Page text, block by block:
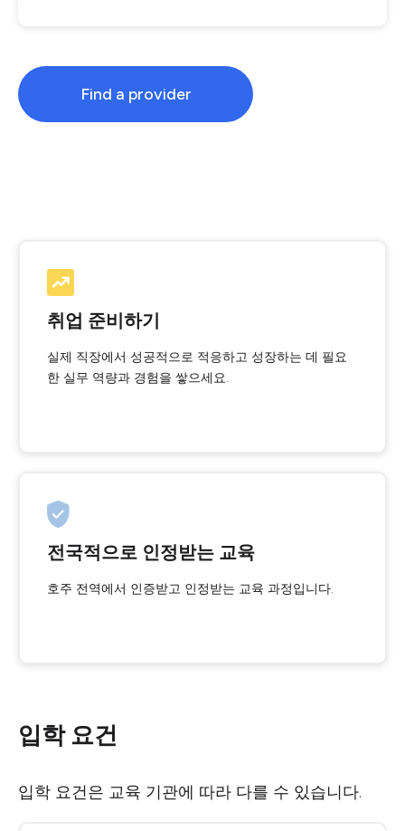
Find a provider
취업 준비하기
실제 직장에서 성공적으로 적응하고 성장하는 데 필요
한 실무 역량과 경험을 쌓으세요.
전국적으로 인정받는 교육
호주 전역에서 인증받고 인정받는 교육 과정입니다.
입학 요건
입학 요건은 교육 기관에 따라 다를 수 있습니다.